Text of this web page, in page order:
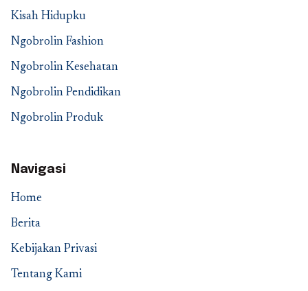
Kisah Hidupku
Ngobrolin Fashion
Ngobrolin Kesehatan
Ngobrolin Pendidikan
Ngobrolin Produk
Navigasi
Home
Berita
Kebijakan Privasi
Tentang Kami